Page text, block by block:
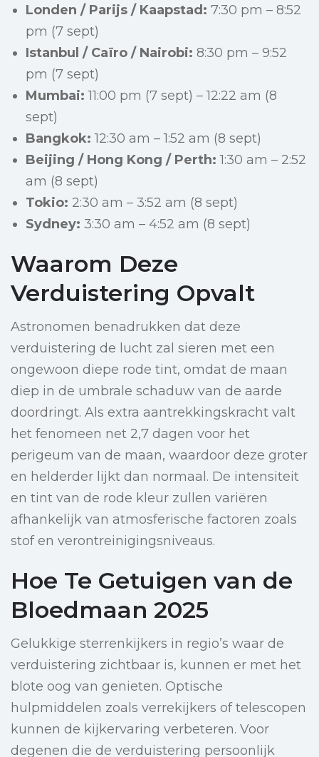
Londen / Parijs / Kaapstad: 7:30 pm – 8:52
pm (7 sept)
Istanbul / Caïro / Nairobi: 8:30 pm – 9:52
pm (7 sept)
Mumbai: 11:00 pm (7 sept) – 12:22 am (8
sept)
Bangkok: 12:30 am – 1:52 am (8 sept)
Beijing / Hong Kong / Perth: 1:30 am – 2:52
am (8 sept)
Tokio: 2:30 am – 3:52 am (8 sept)
Sydney: 3:30 am – 4:52 am (8 sept)
Waarom Deze
Verduistering Opvalt
Astronomen benadrukken dat deze
verduistering de lucht zal sieren met een
ongewoon diepe rode tint, omdat de maan
diep in de umbrale schaduw van de aarde
doordringt. Als extra aantrekkingskracht valt
het fenomeen net 2,7 dagen voor het
perigeum van de maan, waardoor deze groter
en helderder lijkt dan normaal. De intensiteit
en tint van de rode kleur zullen variëren
afhankelijk van atmosferische factoren zoals
stof en verontreinigingsniveaus.
Hoe Te Getuigen van de
Bloedmaan 2025
Gelukkige sterrenkijkers in regio’s waar de
verduistering zichtbaar is, kunnen er met het
blote oog van genieten. Optische
hulpmiddelen zoals verrekijkers of telescopen
kunnen de kijkervaring verbeteren. Voor
degenen die de verduistering persoonlijk